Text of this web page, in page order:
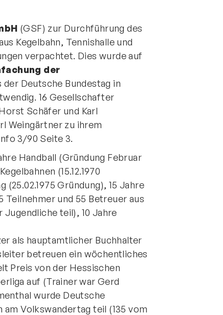
(GSF) zur Durchführung des
Kegelbahn, Tennishalle und
verpachtet. Dies wurde auf
der
der Deutsche Bundestag in
16 Gesellschafter
Schäfer und Karl
Weingärtner zu ihrem
3/90 Seite 3.
Handball (Gründung Februar
(15.12.1970
Gründung), 15 Jahre
Teilnehmer und 55 Betreuer aus
teil), 10 Jahre
als hauptamtlicher Buchhalter
betreuen ein wöchentliches
Preis von der Hessischen
auf (Trainer war Gerd
wurde Deutsche
Volkswandertag teil (135 vom